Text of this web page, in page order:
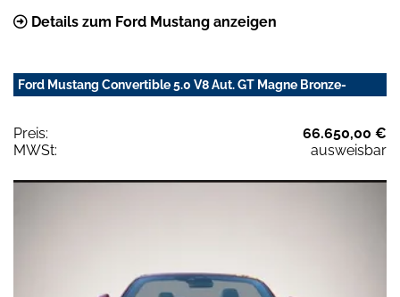
Details zum Ford Mustang anzeigen
Ford Mustang Convertible 5.0 V8 Aut. GT Magne Bronze-
Preis:
66.650,00 €
MWSt:
ausweisbar